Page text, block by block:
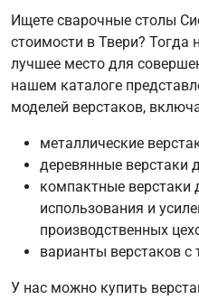
Ищете сварочные столы
стоимости в Твери? Тогда
лучшее место для
нашем каталоге
моделей верстаков,
металлические
деревянные верстаки
компактные верстаки
использования и
производственных
варианты верстаков
У нас можно купить